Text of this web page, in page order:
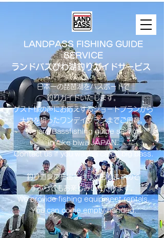
LANDPASS FISHING GUIDE
SERVICE
ランドパスびわ湖釣りガイドサービス
日本一の琵琶湖をバスボートで
釣りガイドいたします。
​ゲスト様の声にお応えするショートプランから
大物を狙ったワンデイプランまでご用意。
​We are Bassfishing guide service
in lake biwa ​JAPAN.
Contact us if you wanna catch big bass.
釣り道具の貸出も行っておりますので
手ぶらでもお楽しみいただけます。
We provide fishing equipment rentals.
You can come empty-handed.